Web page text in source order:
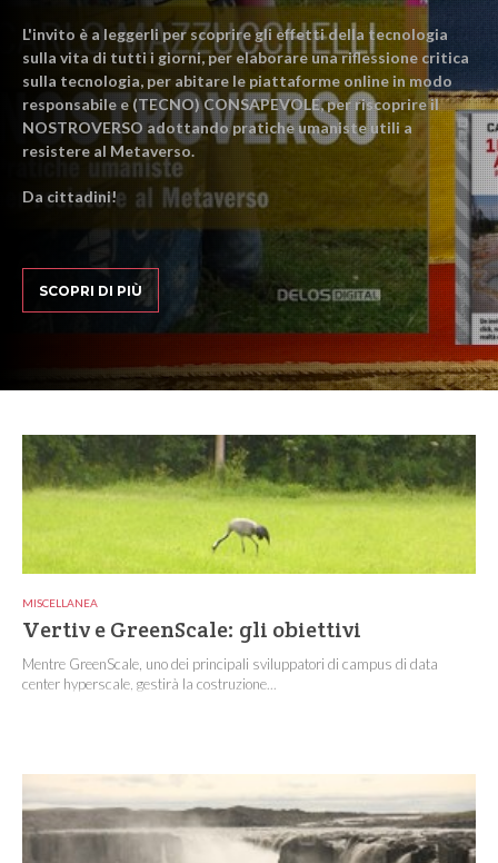
L'invito è a leggerli per scoprire gli effetti della tecnologia
sulla vita di tutti i giorni, per elaborare una riflessione critica
sulla tecnologia, per abitare le piattaforme online in modo
responsabile e (TECNO) CONSAPEVOLE, per riscoprire il
NOSTROVERSO adottando pratiche umaniste utili a
resistere al Metaverso.
Da cittadini!
SCOPRI DI PIÙ
MISCELLANEA
Vertiv e GreenScale: gli obiettivi
Mentre GreenScale, uno dei principali sviluppatori di campus di data
center hyperscale, gestirà la costruzione...